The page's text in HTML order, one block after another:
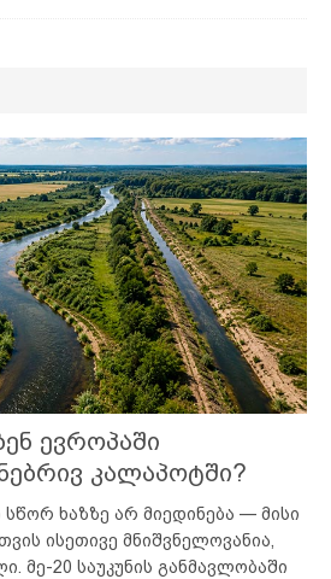
ევროპაში
კალაპოტში?
ხაზზე არ მიედინება — მისი
ისეთივე მნიშვნელოვანია,
მე-20 საუკუნის განმავლობაში